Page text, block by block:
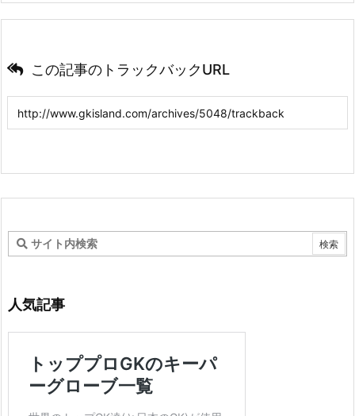
この記事のトラックバックURL
人気記事